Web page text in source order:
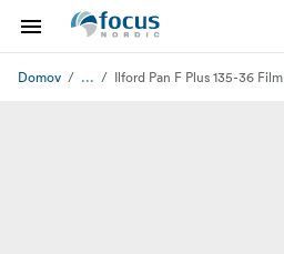
Domov ... Ilford Pan F Plus 135-36 Film